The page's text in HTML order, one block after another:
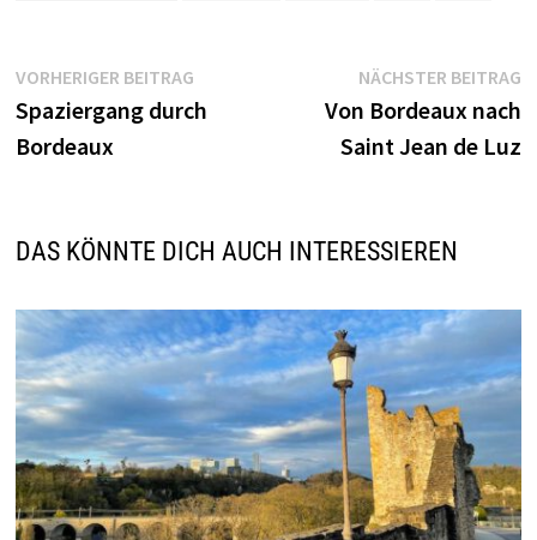
Beitragsnavigation
VORHERIGER BEITRAGVorheriger
Beitrag:
Spaziergang durch
Bordeaux
NÄCHSTER BEITRAG
Von Bordeaux nach
Saint Jean de Luz
DAS KÖNNTE DICH AUCH INTERESSIEREN